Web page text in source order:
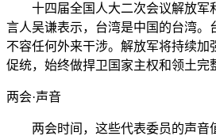
十四届全国人大二次会议解放军
言人吴谦表示，台湾是中国的台湾。
不容任何外来干涉。解放军将持续加
促统，始终做捍卫国家主权和领土完
两会·声音
两会时间，这些代表委员的声音